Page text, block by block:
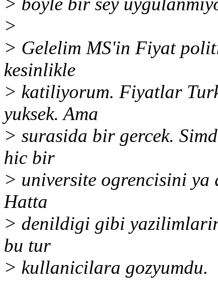
>
> Gelelim MS'in Fiyat
kesinlikle
> katiliyorum. Fiyatlar
yuksek. Ama
> surasida bir gercek.
hic bir
> universite ogrencisini
Hatta
> denildigi gibi
bu tur
> kullanicilara gozyumdu.